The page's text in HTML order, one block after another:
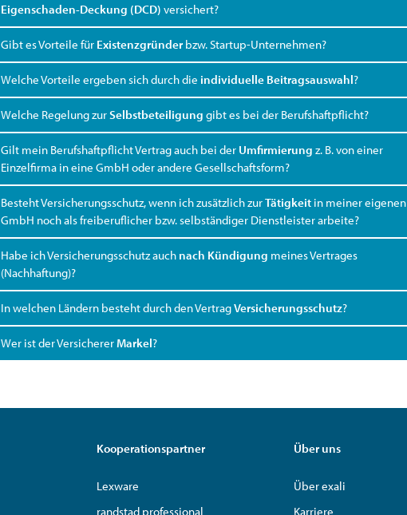
Eigenschaden-Deckung (DCD) versichert?
Gibt es Vorteile für Existenzgründer bzw. Startup-Unternehmen?
Welche Vorteile ergeben sich durch die individuelle Beitragsauswahl?
Welche Regelung zurSelbstbeteiligung gibt es bei der Berufshaftpflicht?
Gilt mein Berufshaftpflicht Vertrag auch bei der Umfirmierung z. B. von einer
Einzelfirma in eine GmbH oder andere Gesellschaftsform?
Besteht Versicherungsschutz, wenn ich zusätzlich zurTätigkeit in meiner eigenen
GmbH noch als freiberuflicher bzw. selbständiger Dienstleister arbeite?
Habe ich Versicherungsschutz auch nach Kündigung meines Vertrages
(Nachhaftung)?
In welchen Ländern besteht durch den VertragVersicherungsschutz?
Wer ist der Versicherer Markel?
Kooperationspartner
Lexware
randstad professional
Über uns
Über exali
Karriere